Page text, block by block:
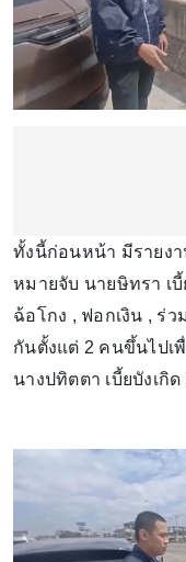
ทั้งนี้ก่อนหน้า มีรายง
หมายจับ นายษิทรา เ
ฉ้อโกง , ฟอกเงิน , ร่
กันตั้งแต่ 2 คนขึ้นไปเ
นางปทิตตา เบี้ยบังเกิ